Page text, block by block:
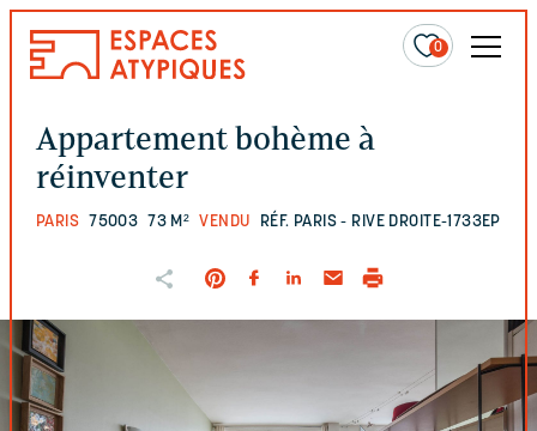
0
Appartement bohème à
réinventer
PARIS 75003 73 M² VENDU RÉF. PARIS - RIVE DROITE-1733EP